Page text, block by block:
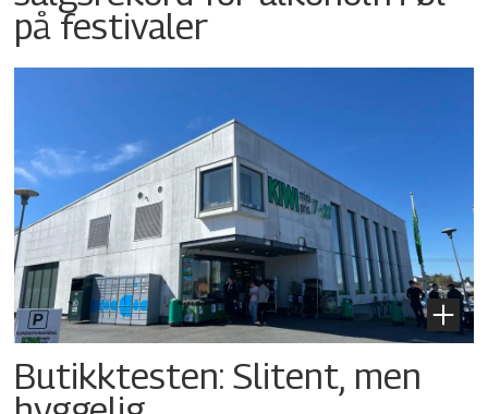
på festivaler
Butikktesten: Slitent, men